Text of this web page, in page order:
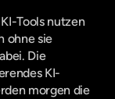
Tools nutzen
ohne sie
Die
KI-
morgen die